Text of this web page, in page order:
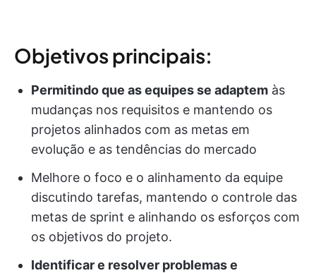
Objetivos principais:
Permitindo que as equipes se adaptem às
mudanças nos requisitos e mantendo os
projetos alinhados com as metas em
evolução e as tendências do mercado
Melhore o foco e o alinhamento da equipe
discutindo tarefas, mantendo o controle das
metas de sprint e alinhando os esforços com
os objetivos do projeto.
Identificar e resolver problemas e